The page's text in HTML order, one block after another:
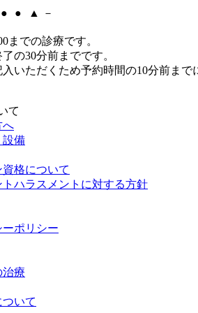
● ● ▲ －
までの診療です。
の30分前までです。
いただくため予約時間の10分前まで
て
へ
設備
格について
ハラスメントに対する方針
ポリシー
治療
いて